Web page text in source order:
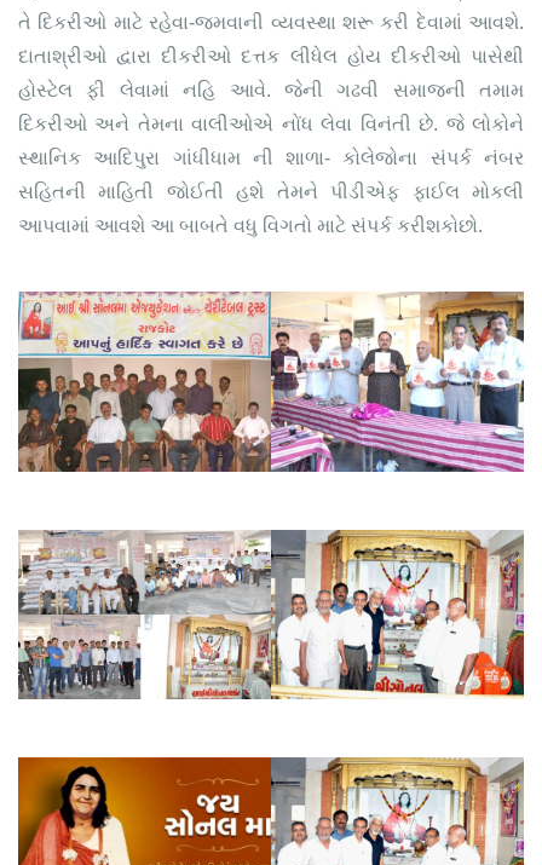
તે દિકરીઓ માટે રહેવા-જમવાની વ્યવસ્થા શરૂ કરી દેવામાં આવશે.
દાતાશ્રીઓ દ્વારા દીકરીઓ દત્તક લીધેલ હોય દીકરીઓ પાસેથી
હોસ્ટેલ ફી લેવામાં નહિ આવે. જેની ગઢવી સમાજની તમામ
દિકરીઓ અને તેમના વાલીઓએ નોંધ લેવા વિનંતી છે. જે લોકોને
સ્થાનિક આદિપુરા ગાંધીધામ ની શાળા- કોલેજોના સંપર્ક નંબર
સહિતની માહિતી જોઈતી હશે તેમને પીડીએફ ફાઈલ મોકલી
આપવામાં આવશે આ બાબતે વધુ વિગતો માટે સંપર્ક કરીશકોછો.